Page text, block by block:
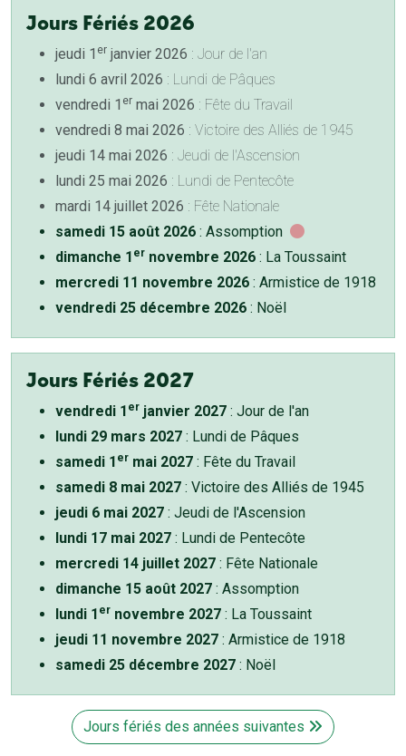
Jours Fériés 2026
jeudi 1 er janvier 2026 : Jour de l'an
lundi 6 avril 2026 : Lundi de Pâques
vendredi 1 er mai 2026 : Fête du Travail
vendredi 8 mai 2026 : Victoire des Alliés de 1945
jeudi 14 mai 2026 : Jeudi de l'Ascension
lundi 25 mai 2026 : Lundi de Pentecôte
mardi 14 juillet 2026 : Fête Nationale
samedi 15 août 2026 : Assomption
dimanche 1 er novembre 2026 : La Toussaint
mercredi 11 novembre 2026 : Armistice de 1918
vendredi 25 décembre 2026 : Noël
Jours Fériés 2027
vendredi 1 er janvier 2027 : Jour de l'an
lundi 29 mars 2027 : Lundi de Pâques
samedi 1 er mai 2027 : Fête du Travail
samedi 8 mai 2027 : Victoire des Alliés de 1945
jeudi 6 mai 2027 : Jeudi de l'Ascension
lundi 17 mai 2027 : Lundi de Pentecôte
mercredi 14 juillet 2027 : Fête Nationale
dimanche 15 août 2027 : Assomption
lundi 1 er novembre 2027 : La Toussaint
jeudi 11 novembre 2027 : Armistice de 1918
samedi 25 décembre 2027 : Noël
Jours fériés des années suivantes